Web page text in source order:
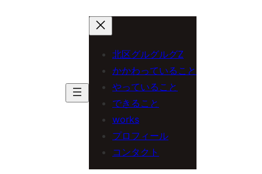
北区グルグルグZ
かかわっていること
やっていること
できること
works
プロフィール
コンタクト